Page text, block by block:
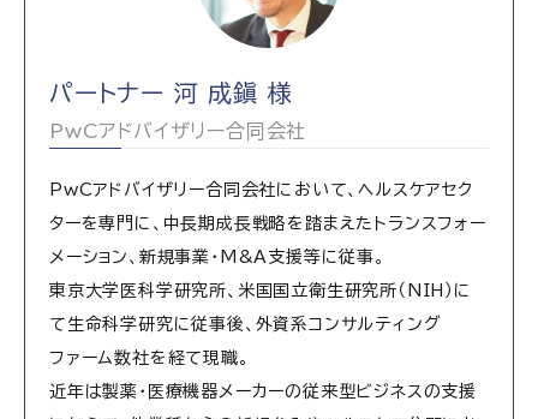
パートナー 河 成鎭 様
PwCアドバイザリー合同会社
PwCアドバイザリー合同会社において、ヘルスケアセク
ターを専門に、中長期成長戦略を踏まえたトランスフォー
メーション、新規事業・M&A支援等に従事。
東京大学医科学研究所、米国国立衛生研究所（NIH）に
て生命科学研究に従事後、外資系コンサルティング
ファーム数社を経て現職。
近年は製薬・医療機器メーカーの従来型ビジネスの支援